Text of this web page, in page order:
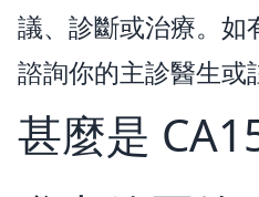
議、診斷或治療。如
諮詢你的主診醫生或
甚麼是